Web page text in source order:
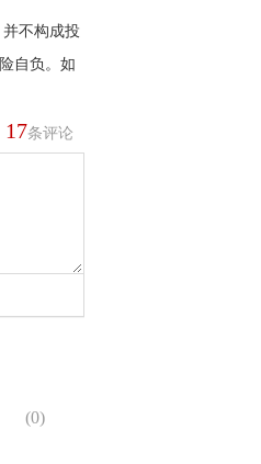
不构成投
自负。如
17条评论
(0)